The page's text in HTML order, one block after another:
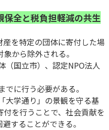
全と税負担軽減の共生
を特定の団体に寄付した場
から除外される。
国立市）、認定NPO法人
に行う必要がある。
学通り」の景観を守る基
を行うことで、社会貢献を
することができる。